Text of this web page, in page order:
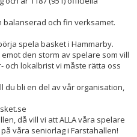
balanserad och fin verksamet.
spela basket i Hammarby.
den storm av spelare som vill
och lokalbrist vi måste rätta oss
du bli en del av vår organisation,
då vill vi att ALLA våra spelare
våra seniorlag i Farstahallen!